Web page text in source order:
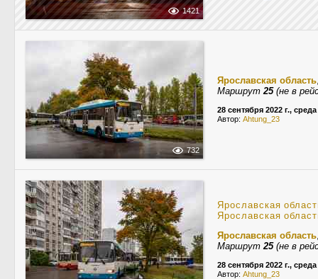
1421
732
Ярославская область
Маршрут25(не в
28 сентября 2022 г., среда
Автор: Ahtung_23
Ярославская
Ярославская
Ярославская область
Маршрут25(не в
28 сентября 2022 г., среда
Автор: Ahtung_23